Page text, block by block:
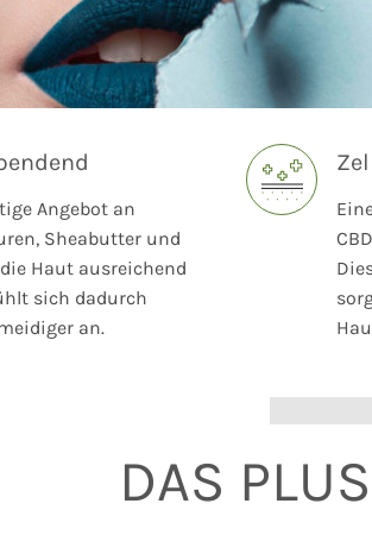
Angebot an
Sheabutter und
Haut ausreichend
sich dadurch
an.
DAS